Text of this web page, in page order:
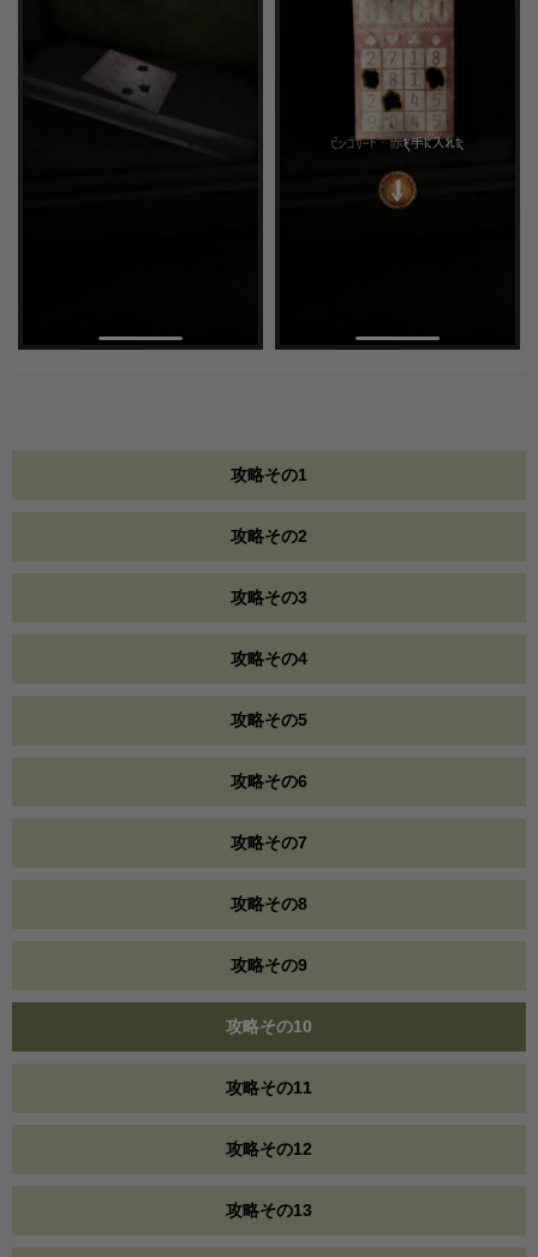
攻略その1
攻略その2
攻略その3
攻略その4
攻略その5
攻略その6
攻略その7
攻略その8
攻略その9
攻略その10
攻略その11
攻略その12
攻略その13